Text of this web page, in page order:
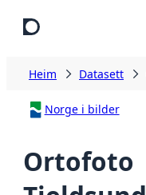
Heim Datasett
Norge i bilder
Ortofoto